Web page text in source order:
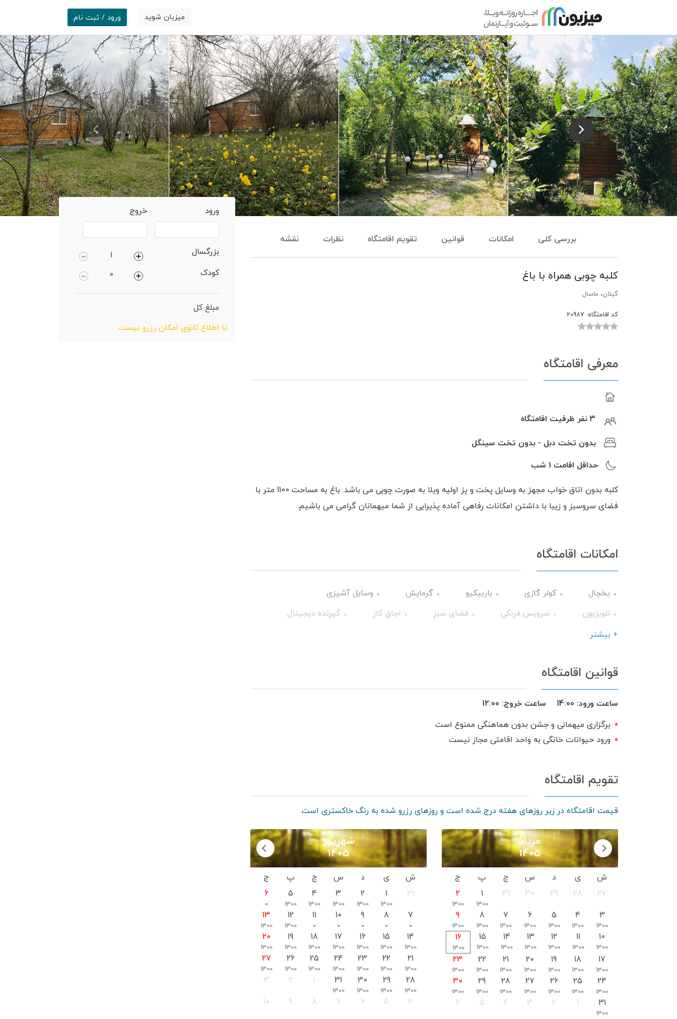
میزبان شوید ورود / ثبت نام
بررسی کلی امکانات قوانین تقویم اقامتگاه نظرات نقشه
کلبه چوبی همراه با باغ
گیلان، ماسال
کد اقامتگاه:
معرفی اقامتگاه
3 نفر ظرفیت اقامتگاه
بدون تخت دبل - بدون تخت سینگل
حداقل اقامت 1 شب
کلبه بدون اتاق خواب مجهز به وسایل پخت و پز اولیه ویلا به صورت چوبی می باشد. باغ به مساحت 1100 متر با
فضای سروسبز و زیبا با داشتن امکانات رفاهی آماده پذیرایی از شما میهمانان گرامی می باشیم.
امکانات اقامتگاه
یخچال کولر گازی باربیکیو گرمایش
وسایل آشپزی
تلویزیون
سرویس فرنگی فضای سبز اجاق گاز
گیرنده دیجیتال
سرویس ایرانی
+ بیشتر
قوانین اقامتگاه
ساعت ورود: 14:00 ساعت خروج: 12:00
برگزاری میهمانی و جشن بدون هماهنگی ممنوع است
ورود حیوانات خانگی به واحد اقامتی مجاز نیست
تقویم اقامتگاه
قیمت اقامتگاه در زیر روزهای هفته درج شده است و روزهای رزرو شده به رنگ خاکستری است.
مرداد
1405
ش ی د س چ پ
ج
27
28
29
30
31
1
1300
2
1300
3
1300
4
1300
5
1300
6
1300
7
1300
8
1300
9
1300
10
1300
11
1300
12
1300
13
1300
14
1300
15
1300
16
1300
17
1300
18
1300
19
1300
20
1300
21
1300
22
1300
23
1300
24
1300
25
1300
26
1300
27
1300
28
1300
29
1300
30
1300
31
1300
1
2
3
4
5
6
شهریور
1405
ش ی د س چ پ
ج
31
1
1300
2
1300
3
1300
4
1300
5
1300
6
0
7
0
8
0
9
0
10
0
11
0
12
1300
13
1300
14
1300
15
1300
16
1300
17
1300
18
1300
19
1300
20
1300
21
1300
22
1300
23
1300
24
1300
25
1300
26
1300
27
1300
28
1300
29
1300
30
1300
31
1300
1
2
3
4
5
6
7
8
9
10
ورود خروج
بزرگسال
کودک
مبلغ کل
تا اطلاع ثانوی امکان رزرو نیست.